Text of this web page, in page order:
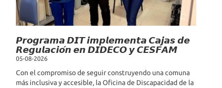
𝙋𝙧𝙤𝙜𝙧𝙖𝙢𝙖 𝘿𝙄𝙏 𝙞𝙢𝙥𝙡𝙚𝙢𝙚𝙣𝙩𝙖 𝘾𝙖𝙟𝙖𝙨 𝙙𝙚
𝙍𝙚𝙜𝙪𝙡𝙖𝙘𝙞𝙤́𝙣 𝙚𝙣 𝘿𝙄𝘿𝙀𝘾𝙊 𝙮 𝘾𝙀𝙎𝙁𝘼𝙈
05-08-2026
Con el compromiso de seguir construyendo una comuna
más inclusiva y accesible, la Oficina de Discapacidad de la